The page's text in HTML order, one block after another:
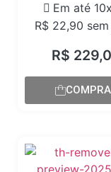
R$
Em até
R$22,90